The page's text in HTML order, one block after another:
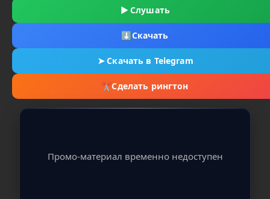
▶ Слушать
⬇Скачать
➤Скачать в Telegram
✂Сделать рингтон
Промо-материал временно недоступен